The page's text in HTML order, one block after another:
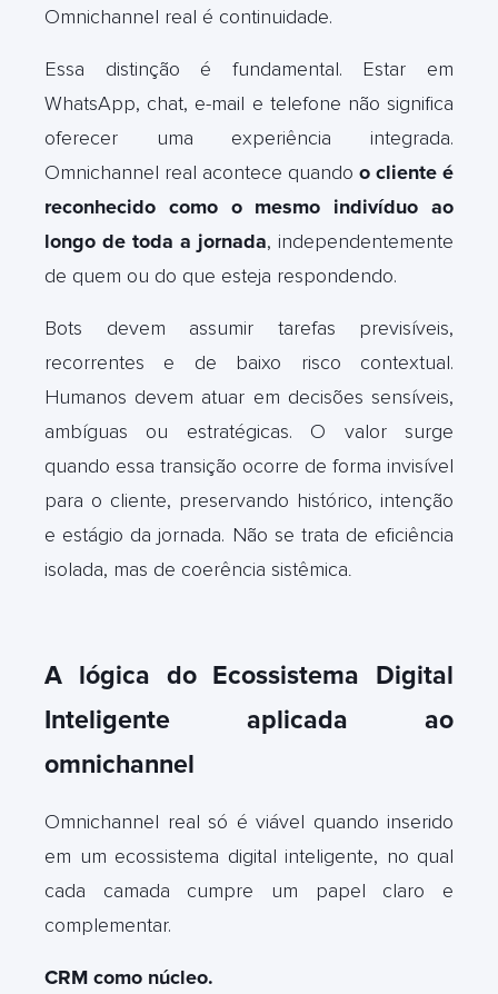
Omnichannel real é continuidade.
Essa distinção é fundamental. Estar em
WhatsApp, chat, e-mail e telefone não significa
oferecer uma experiência integrada.
Omnichannel real acontece quando o cliente é
reconhecido como o mesmo indivíduo ao
longo de toda a jornada, independentemente
de quem ou do que esteja respondendo.
Bots devem assumir tarefas previsíveis,
recorrentes e de baixo risco contextual.
Humanos devem atuar em decisões sensíveis,
ambíguas ou estratégicas. O valor surge
quando essa transição ocorre de forma invisível
para o cliente, preservando histórico, intenção
e estágio da jornada. Não se trata de eficiência
isolada, mas de coerência sistêmica.
A lógica do Ecossistema Digital
Inteligente aplicada ao
omnichannel
Omnichannel real só é viável quando inserido
em um ecossistema digital inteligente, no qual
cada camada cumpre um papel claro e
complementar.
CRM como núcleo.